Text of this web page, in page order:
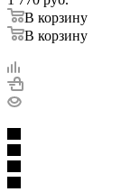
В корзину
В корзину